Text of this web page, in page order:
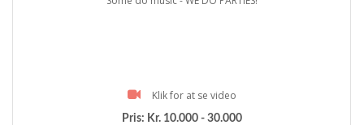
Klik for at se video
Pris: Kr. 10.000 - 30.000